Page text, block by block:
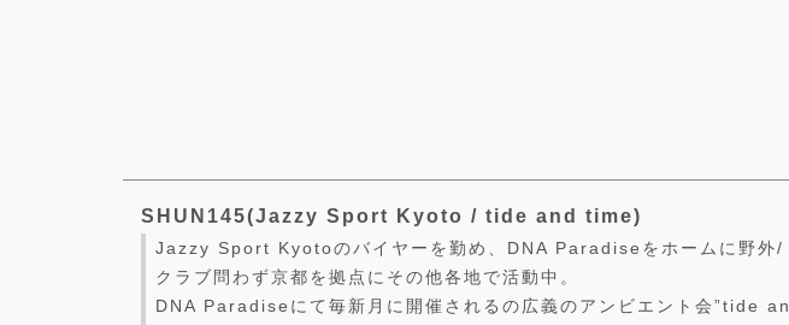
SHUN145(Jazzy Sport Kyoto / tide and time)
Jazzy Sport Kyotoのバイヤーを勤め、DNA Paradiseをホームに野外/
クラブ問わず京都を拠点にその他各地で活動中。
DNA Paradiseにて毎新月に開催されるの広義のアンビエント会”tide an